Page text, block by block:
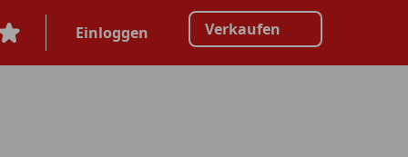
Einloggen Verkaufen